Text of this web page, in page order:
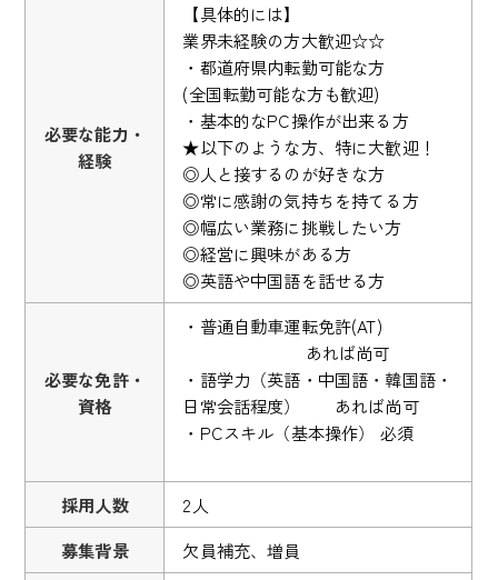
必要な能力・
経験
【具体的には】
業界未経験の方大歓迎☆☆
・都道府県内転勤可能な方
(全国転勤可能な方も歓迎)
・基本的なPC操作が出来る方
★以下のような方、特に大歓迎！
◎人と接するのが好きな方
◎常に感謝の気持ちを持てる方
◎幅広い業務に挑戦したい方
◎経営に興味がある方
◎英語や中国語を話せる方
必要な免許・
資格
・普通自動車運転免許(AT)
あれば尚可
・語学力（英語・中国語・韓国語・
日常会話程度） あれば尚可
・PCスキル（基本操作） 必須
採用人数
2人
募集背景
欠員補充、増員